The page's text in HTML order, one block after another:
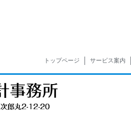
トップページ サービス案内